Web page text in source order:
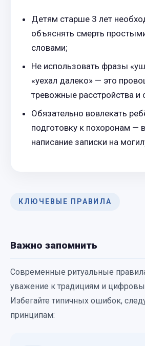
Детям старше 3 лет
объяснять смерть
словами;
Не использовать фразы
«уехал далеко» — это
тревожные расстройства и
Обязательно вовлекать
подготовку к похоронам —
написание записки на
КЛЮЧЕВЫЕ ПРАВИЛА
Важно запомнить
Современные ритуальные
уважение к традициям и
Избегайте типичных ошибок,
принципам: